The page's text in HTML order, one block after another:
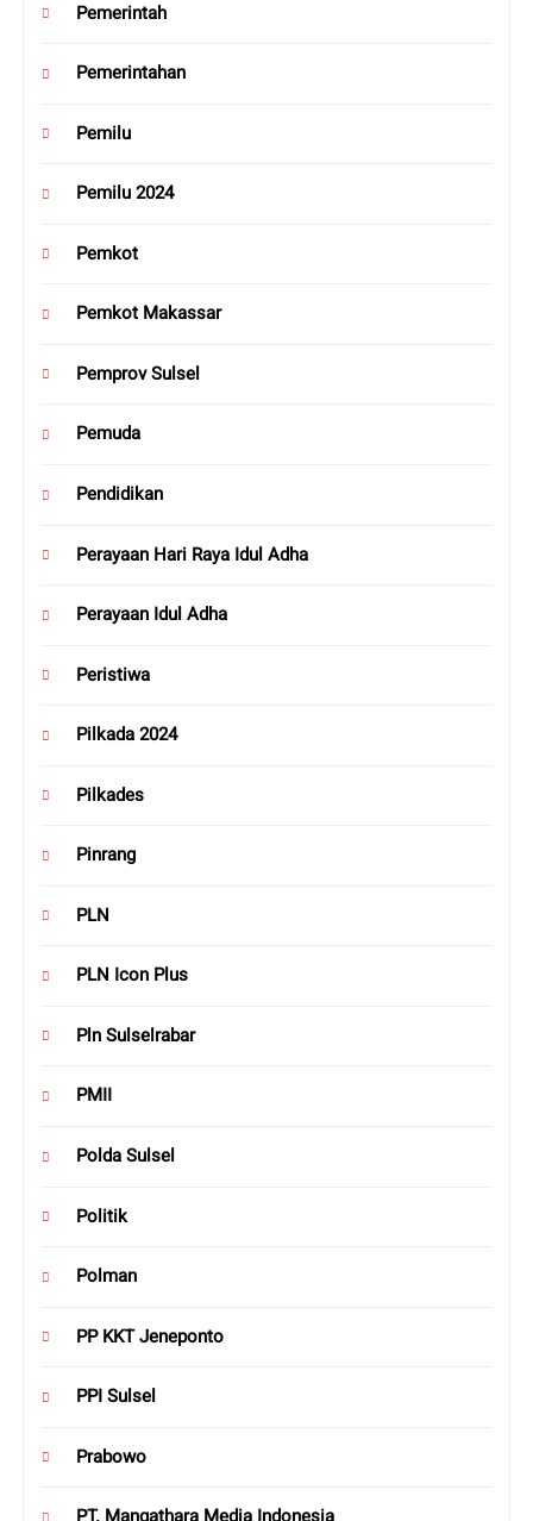
Pemerintah
Pemerintahan
Pemilu
Pemilu 2024
Pemkot
Pemkot Makassar
Pemprov Sulsel
Pemuda
Pendidikan
Perayaan Hari Raya Idul Adha
Perayaan Idul Adha
Peristiwa
Pilkada 2024
Pilkades
Pinrang
PLN
PLN Icon Plus
Pln Sulselrabar
PMII
Polda Sulsel
Politik
Polman
PP KKT Jeneponto
PPI Sulsel
Prabowo
PT. Mangathara Media Indonesia